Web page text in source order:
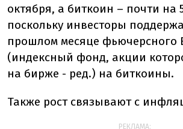
октября, а биткоин – почти на
поскольку инвесторы
прошлом месяце фьючерсного
(индексный фонд, акции
на бирже - ред.) на биткоины.
Также рост связывают с
РЕКЛАМА: